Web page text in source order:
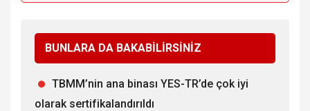
BUNLARA DA BAKABİLİRSİNİZ
TBMM’nin ana binası YES-TR’de çok iyi
olarak sertifikalandırıldı